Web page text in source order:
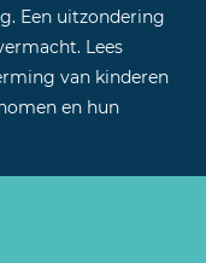
Een uitzondering
Lees
van kinderen
en hun